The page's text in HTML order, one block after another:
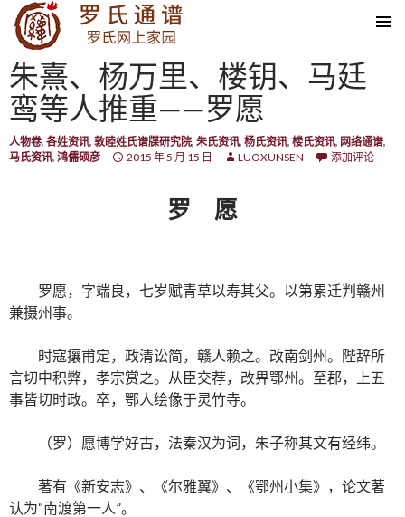
SKIP TO CONTENT
朱熹、杨万里、楼钥、马廷
鸾等人推重——罗愿
人物卷, 各姓资讯, 敦睦姓氏谱牒研究院, 朱氏资讯, 杨氏资讯, 楼氏资讯, 网络通谱,
马氏资讯, 鸿儒硕彦 2015 年 5 月 15 日 LUOXUNSEN 添加评论
罗 愿
罗愿，字端良，七岁赋青草以寿其父。以第累迁判赣州
兼摄州事。
时寇攘甫定，政清讼简，赣人赖之。改南剑州。陛辞所
言切中积弊，孝宗赏之。从臣交荐，改畀鄂州。至郡，上五
事皆切时政。卒，鄂人绘像于灵竹寺。
（罗）愿博学好古，法秦汉为词，朱子称其文有经纬。
著有《新安志》、《尔雅翼》、《鄂州小集》，论文著
认为“南渡第一人”。